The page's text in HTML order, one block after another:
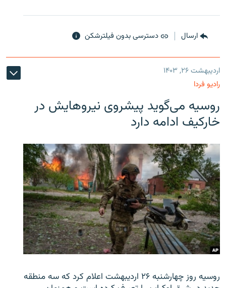
ارسال دسترسی بدون فیلترشکن
اردیبهشت ۲۶, ۱۴۰۳
رادیو فردا
روسیه می‌گوید پیشروی نیروهایش در
خارکیف ادامه دارد
روسیه روز چهارشنبه ۲۶ اردیبهشت اعلام کرد که سه منطقه